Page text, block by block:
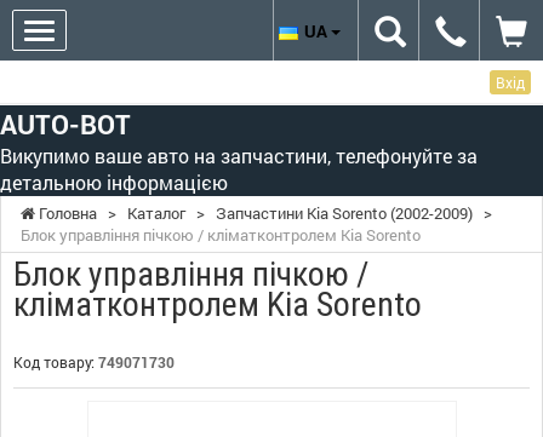
Вхід
AUTO-BOT
Викупимо ваше авто на запчастини, телефонуйте за
детальною інформацією
UA
Головна > Каталог > Запчастини Kia Sorento (2002-2009) >
Блок управління пічкою / кліматконтролем Kia Sorento
Блок управління пічкою /
кліматконтролем Kia Sorento
Код товару: 749071730